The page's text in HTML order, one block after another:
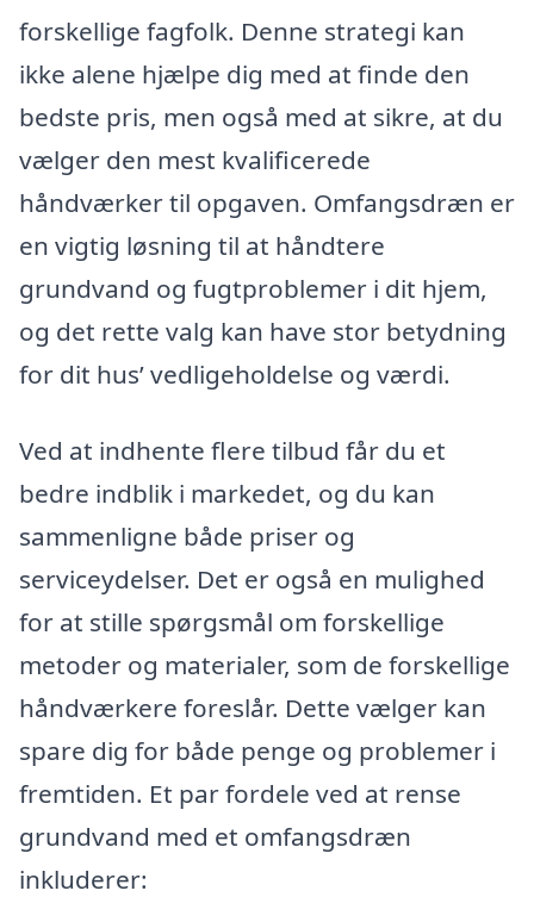
forskellige fagfolk. Denne strategi kan
ikke alene hjælpe dig med at finde den
bedste pris, men også med at sikre, at du
vælger den mest kvalificerede
håndværker til opgaven. Omfangsdræn er
en vigtig løsning til at håndtere
grundvand og fugtproblemer i dit hjem,
og det rette valg kan have stor betydning
for dit hus’ vedligeholdelse og værdi.
Ved at indhente flere tilbud får du et
bedre indblik i markedet, og du kan
sammenligne både priser og
serviceydelser. Det er også en mulighed
for at stille spørgsmål om forskellige
metoder og materialer, som de forskellige
håndværkere foreslår. Dette vælger kan
spare dig for både penge og problemer i
fremtiden. Et par fordele ved at rense
grundvand med et omfangsdræn
inkluderer: